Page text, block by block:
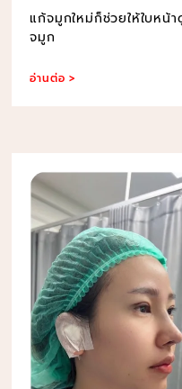
แก้จมูกใหม่ก็ช่วยให้ใบหน้
จมูก
อ่านต่อ >